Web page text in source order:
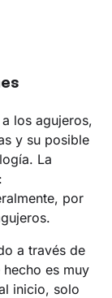
los agujeros,
y su posible
La
por
a través de
es muy
inicio, solo